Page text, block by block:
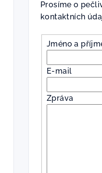
Prosíme o
kontaktních
Jméno a
E-mail
Zpráva